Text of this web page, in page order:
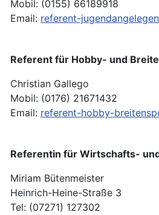
Mobil: (0155) 66189918
Email: referent-
Referent für Hobby- und
Christian Gallego
Mobil: (0176) 21671432
Email: referent-hobby-
Referentin für Wirtschafts-
Miriam Bütenmeister
Heinrich-Heine-Straße 3
Tel: (07271) 127302